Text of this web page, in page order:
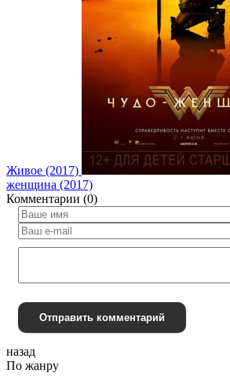
Живое (2017)
женщина (2017)
Комментарии (0)
Отправить комментарий
назад
По жанру